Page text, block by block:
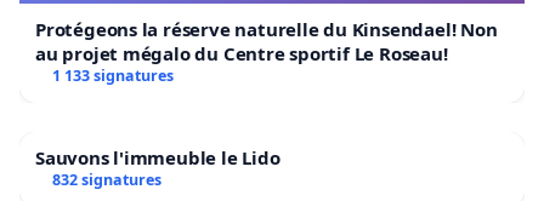
Protégeons la réserve naturelle du Kinsendael! Non
au projet mégalo du Centre sportif Le Roseau!
1 133 signatures
Sauvons l'immeuble le Lido
832 signatures